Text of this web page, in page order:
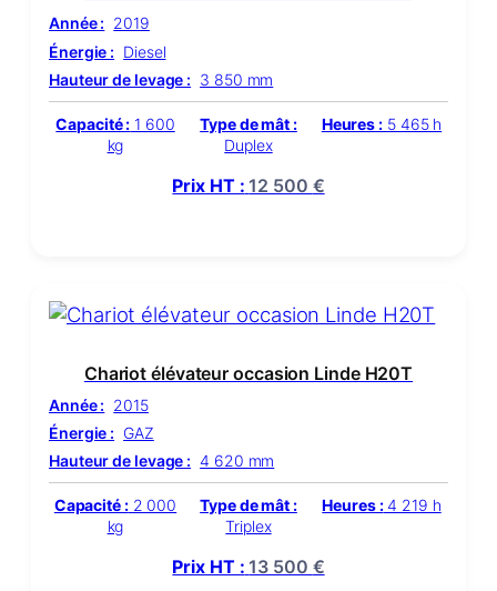
Année : 2019
Énergie : Diesel
Hauteur de levage : 3 850 mm
Capacité : 1 600
kg
Type de mât :
Duplex
Heures : 5 465 h
Prix HT : 12 500 €
Chariot élévateur occasion Linde H20T
Année : 2015
Énergie : GAZ
Hauteur de levage : 4 620 mm
Capacité :2 000
kg
Type de mât :
Triplex
Heures :4 219 h
Prix HT : 13 500 €